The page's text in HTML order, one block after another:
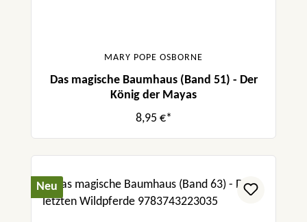
MARY POPE OSBORNE
Das magische Baumhaus (Band 51) - Der
König der Mayas
8,95 €*
Neu